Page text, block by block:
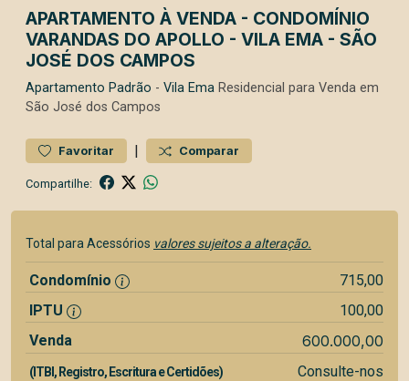
APARTAMENTO À VENDA - CONDOMÍNIO
VARANDAS DO APOLLO - VILA EMA - SÃO
JOSÉ DOS CAMPOS
Apartamento Padrão - Vila Ema Residencial para Venda em
São José dos Campos
Favoritar | Comparar
Compartilhe:
Total para Acessórios valores sujeitos a alteração.
Condomínio
715,00
IPTU
100,00
Venda
600.000,00
(ITBI, Registro, Escritura e Certidões) Consulte-nos